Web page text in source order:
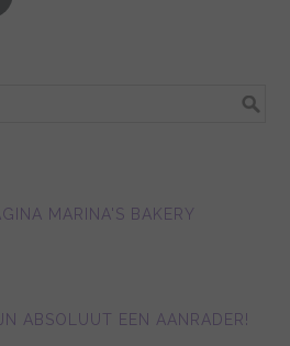
MARINA'S BAKERY
ABSOLUUT EEN AANRADER!